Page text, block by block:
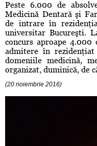
Peste 6.000 de
Medicină Dentară şi
de intrare în
universitar Bucureşti.
concurs aproape
admitere în
domeniile medicină,
organizat, duminică, de
(20 noiembrie 2016)